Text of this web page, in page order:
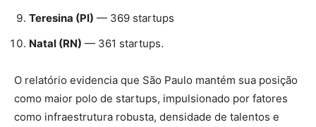
Teresina (PI) — 369 startups
Natal (RN) — 361 startups​.
O relatório evidencia que São Paulo mantém sua posição
como maior polo de startups, impulsionado por fatores
como infraestrutura robusta, densidade de talentos e